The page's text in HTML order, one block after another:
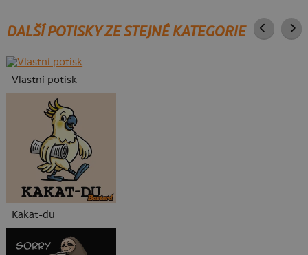
DALŠÍ POTISKY ZE STEJNÉ KATEGORIE
Vlastní potisk
Kakat-du